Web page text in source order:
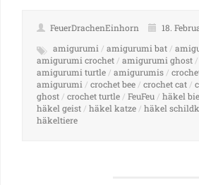
FeuerDrachenEinhorn
18.
amigurumi / amigurumi bat /
amigurumi crochet / amigurumi ghost /
amigurumi turtle / amigurumis /
amigurumi / crochet bee / crochet cat /
ghost / crochet turtle / FeuFeu / häkel
häkel geist / häkel katze / häkel
häkeltiere